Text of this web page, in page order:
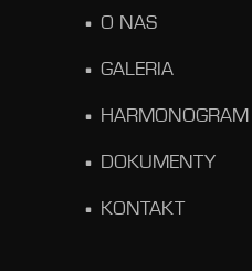
O NAS
GALERIA
HARMONOGRAM
DOKUMENTY
KONTAKT